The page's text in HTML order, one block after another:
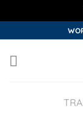
to
content